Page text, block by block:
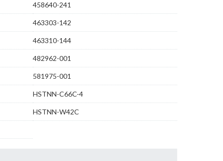
458640-241
463303-142
463310-144
482962-001
581975-001
HSTNN-C66C-4
HSTNN-W42C